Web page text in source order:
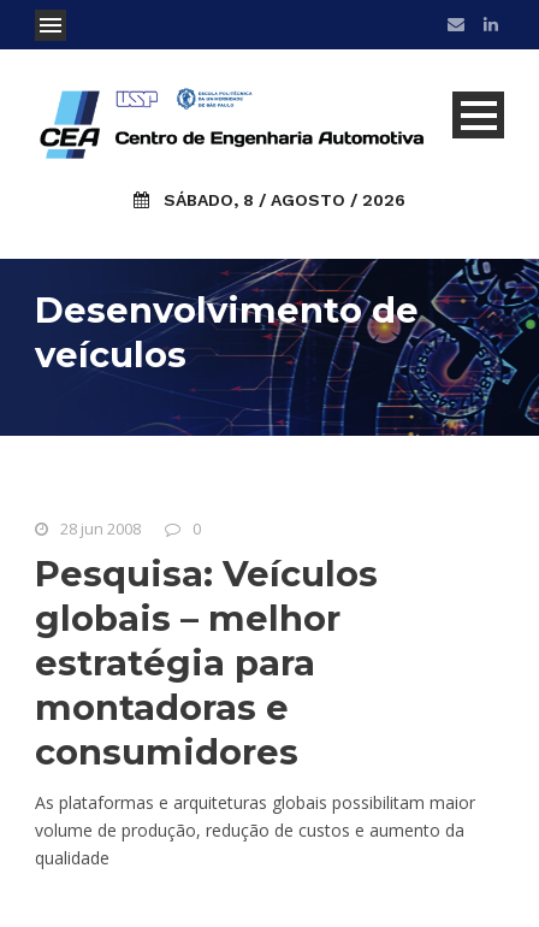
SÁBADO, 8 / AGOSTO / 2026
Desenvolvimento de
veículos
28 jun 2008 0
Pesquisa: Veículos
globais – melhor
estratégia para
montadoras e
consumidores
As plataformas e arquiteturas globais possibilitam maior
volume de produção, redução de custos e aumento da
qualidade